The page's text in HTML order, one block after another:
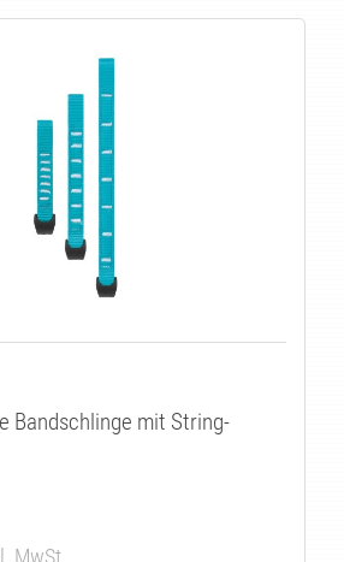
Bandschlinge mit String-
MwSt